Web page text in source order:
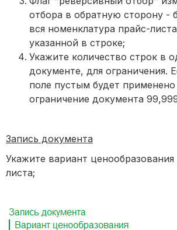
отбора в обратную сторону -
вся номенклатура прайс-
указанной в строке;
Укажите количество строк в
документе, для ограничения.
поле пустым будет
ограничение документа
Запись документа
Укажите вариант
листа;